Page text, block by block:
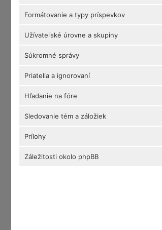
Formátovanie a typy príspevkov
Užívateľské úrovne a skupiny
Súkromné správy
Priatelia a ignorovaní
Hľadanie na fóre
Sledovanie tém a záložiek
Prílohy
Záležitosti okolo phpBB